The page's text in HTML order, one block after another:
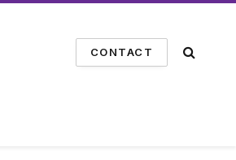
CONTACT